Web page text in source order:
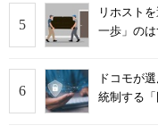
リホスト
一歩」の
ドコモが
統制する